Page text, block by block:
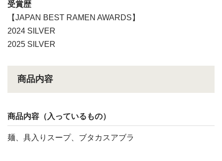
受賞歴
【JAPAN BEST RAMEN AWARDS】
2024 SILVER
2025 SILVER
商品内容
商品内容（入っているもの）
麺、具入りスープ、ブタカスアブラ